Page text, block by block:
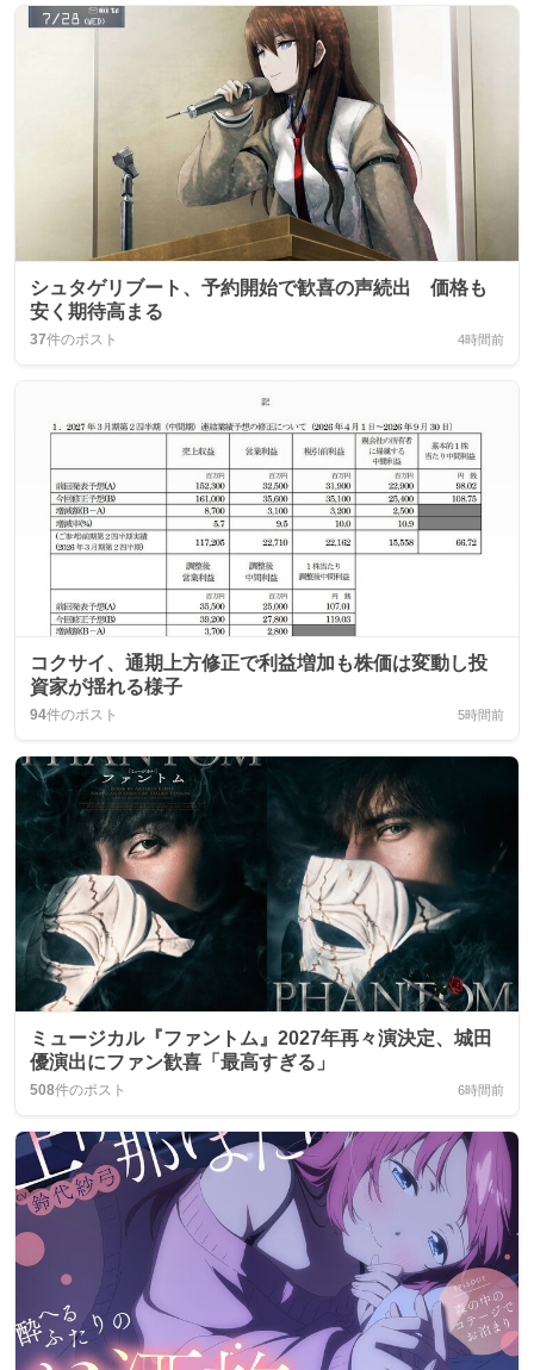
シュタゲリブート、予約開始で歓喜の声続出 価格も
安く期待高まる
37件のポスト 4時間前
コクサイ、通期上方修正で利益増加も株価は変動し投
資家が揺れる様子
94件のポスト 5時間前
ミュージカル『ファントム』2027年再々演決定、城田
優演出にファン歓喜「最高すぎる」
508件のポスト 6時間前